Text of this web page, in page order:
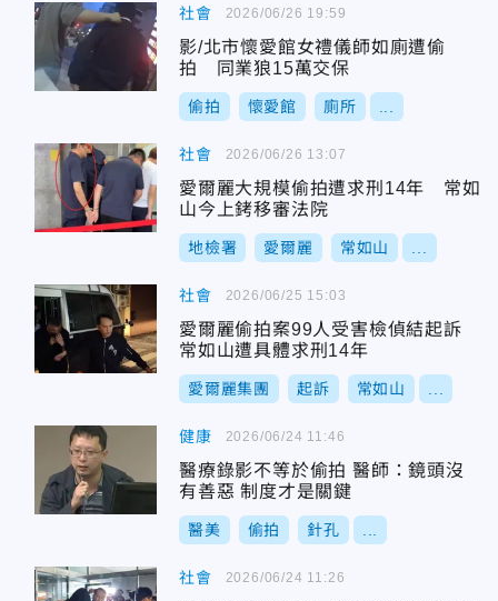
社會
影/北市懷愛館女禮儀師如廁遭偷
拍 同業狼15萬交保
偷拍 懷愛館 廁所
2026/06/26 19:59
社會
愛爾麗大規模偷拍遭求刑14年 常如
山今上銬移審法院
地檢署 愛爾麗 常如山
2026/06/26 13:07
社會
愛爾麗偷拍案99人受害檢偵結起訴
常如山遭具體求刑14年
愛爾麗集團 起訴 常如山
2026/06/25 15:03
健康
醫療錄影不等於偷拍 醫師：鏡頭沒
有善惡 制度才是關鍵
醫美 偷拍 針孔
2026/06/24 11:46
社會 2026/06/24 11:26